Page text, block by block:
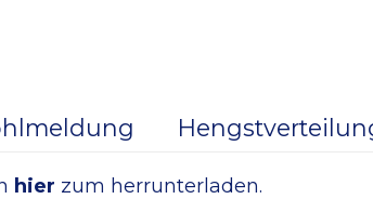
hier zum herrunterladen.